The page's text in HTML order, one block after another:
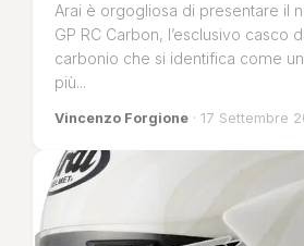
Arai è orgogliosa di presentare il
GP RC Carbon, l’esclusivo casco
carbonio che si identifica come
più...
Vincenzo Forgione · 17 Settembre